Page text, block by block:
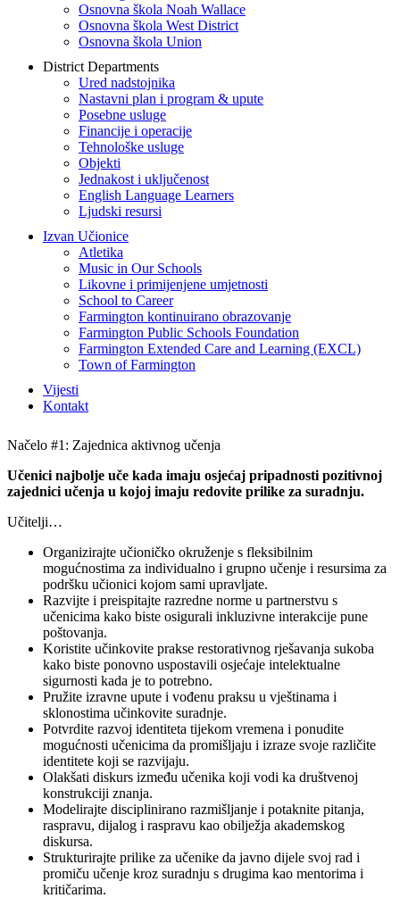
Osnovna škola Noah Wallace
Osnovna škola West District
Osnovna škola Union
District Departments
Ured nadstojnika
Nastavni plan i program & upute
Posebne usluge
Financije i operacije
Tehnološke usluge
Objekti
Jednakost i uključenost
English Language Learners
Ljudski resursi
Izvan Učionice
Atletika
Music in Our Schools
Likovne i primijenjene umjetnosti
School to Career
Farmington kontinuirano obrazovanje
Farmington Public Schools Foundation
Farmington Extended Care and Learning (EXCL)
Town of Farmington
Vijesti
Kontakt
Načelo #1: Zajednica aktivnog učenja
Učenici najbolje uče kada imaju osjećaj pripadnosti pozitivnoj
zajednici učenja u kojoj imaju redovite prilike za suradnju.
Učitelji…
Organizirajte učioničko okruženje s fleksibilnim
mogućnostima za individualno i grupno učenje i resursima za
podršku učionici kojom sami upravljate.
Razvijte i preispitajte razredne norme u partnerstvu s
učenicima kako biste osigurali inkluzivne interakcije pune
poštovanja.
Koristite učinkovite prakse restorativnog rješavanja sukoba
kako biste ponovno uspostavili osjećaje intelektualne
sigurnosti kada je to potrebno.
Pružite izravne upute i vođenu praksu u vještinama i
sklonostima učinkovite suradnje.
Potvrdite razvoj identiteta tijekom vremena i ponudite
mogućnosti učenicima da promišljaju i izraze svoje različite
identitete koji se razvijaju.
Olakšati diskurs između učenika koji vodi ka društvenoj
konstrukciji znanja.
Modelirajte disciplinirano razmišljanje i potaknite pitanja,
raspravu, dijalog i raspravu kao obilježja akademskog
diskursa.
Strukturirajte prilike za učenike da javno dijele svoj rad i
promiču učenje kroz suradnju s drugima kao mentorima i
kritičarima.